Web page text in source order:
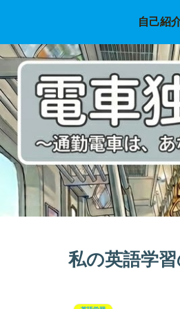
自己紹
私の英語学